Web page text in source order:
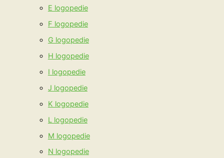
E logopedie
F logopedie
G logopedie
H logopedie
I logopedie
J logopedie
K logopedie
L logopedie
M logopedie
N logopedie